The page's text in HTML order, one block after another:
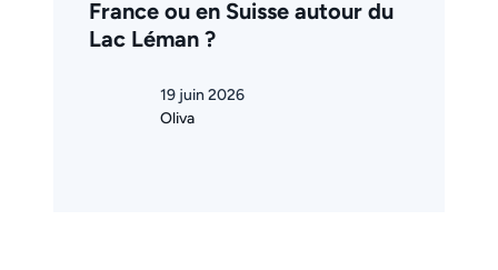
France ou en Suisse autour du
Lac Léman ?
19 juin 2026
Oliva